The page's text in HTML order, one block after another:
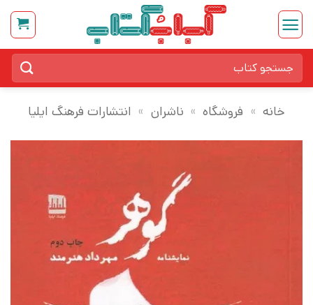
Skip
content
برای:
خانه » فروشگاه » ناشران » انتشارات فرهنگ ایلیا